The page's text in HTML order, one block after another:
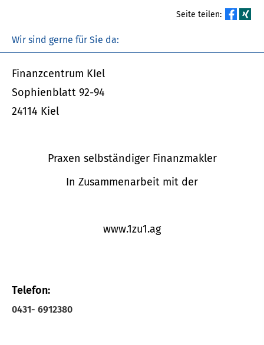
Seite teilen:
Wir sind gerne für Sie da:
Finanzcentrum KIel
Sophienblatt 92-94
24114 Kiel
Praxen selbständiger Finanzmakler
In Zusammenarbeit mit der
www.1zu1.ag
Telefon:
0431- 6912380